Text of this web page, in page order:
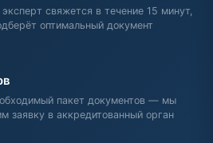
свяжется в течение 15 минут,
оптимальный документ
пакет документов — мы
заявку в аккредитованный орган